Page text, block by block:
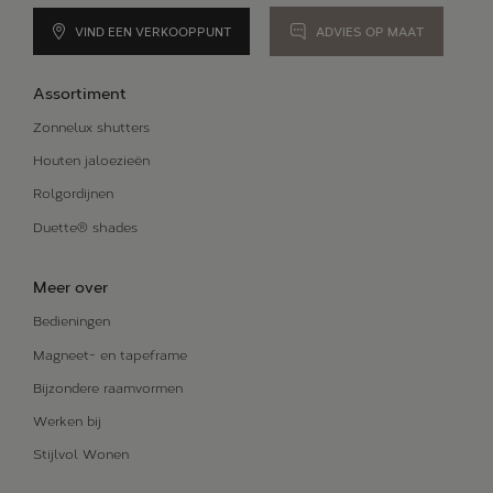
Alle oplossingen
ONS VERHAAL
VIND EEN VERKOOPPUNT ADVIES OP MAAT
Assortiment
Zonnelux shutters
Houten jaloezieën
Rolgordijnen
Duette® shades
Meer over
Bedieningen
Magneet- en tapeframe
Bijzondere raamvormen
Werken bij
Stijlvol Wonen